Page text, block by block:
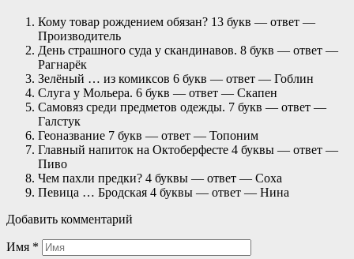
Кому товар рождением обязан? 13 букв — ответ —
Производитель
День страшного суда у скандинавов. 8 букв — ответ —
Рагнарёк
Зелёный … из комиксов 6 букв — ответ — Гоблин
Слуга у Мольера. 6 букв — ответ — Скапен
Самовяз среди предметов одежды. 7 букв — ответ —
Галстук
Геоназвание 7 букв — ответ — Топоним
Главный напиток на Октоберфесте 4 буквы — ответ —
Пиво
Чем пахли предки? 4 буквы — ответ — Соха
Певица … Бродская 4 буквы — ответ — Нина
Добавить комментарий
Имя *